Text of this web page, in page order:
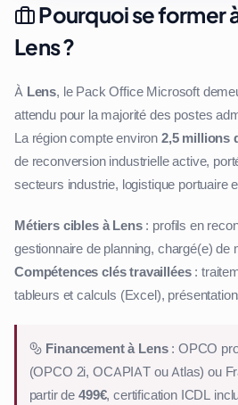
Pourquoi se former
Lens ?
À Lens, le Pack Office Microsoft
attendu pour la majorité des postes
La région compte environ 2,5 millions
de reconversion industrielle active,
secteurs industrie, logistique portuaire
Métiers cibles à Lens: profils en
gestionnaire de planning, chargé(e) de
Compétences clés travaillées:
tableurs et calculs (Excel),
Financement à Lens: OPCO
(OPCO 2i, OCAPIAT ou Atlas) ou
partir de 499€, certification ICDL